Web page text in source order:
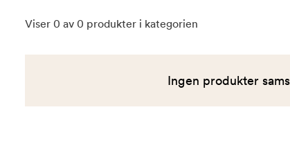
Viser 0 av 0 produkter i kategorien
Ingen produkter